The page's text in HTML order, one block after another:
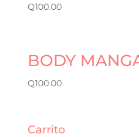
Q100.00
BODY
Q100.00
Carrito